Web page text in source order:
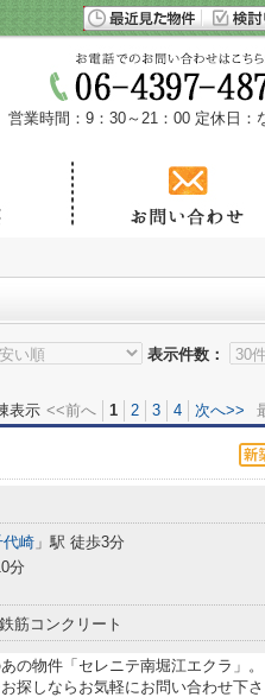
営業時間：9：30～21：00 定休日：
表示件数：
表示 <<前へ 1 2 3 4 次へ>>
代崎 」駅 徒歩3分
分
鉄筋コンクリート
の物件「セレニテ南堀江エクラ」。
探しならお気軽にお問い合わせ下さ